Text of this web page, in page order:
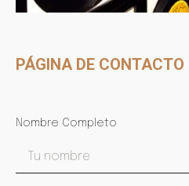
PÁGINA DE CONTACTO
Nombre Completo